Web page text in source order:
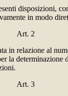
disposizioni,
in modo
Art. 2
in relazione al
la determinazione
Art. 3